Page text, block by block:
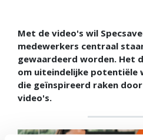
Met de video's wil
medewerkers centraal
gewaardeerd worden. Het
om uiteindelijke potentiële
die geïnspireerd raken
video's.